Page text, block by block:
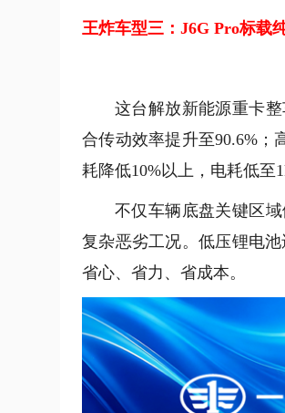
王炸车型三：J6G Pro标载
这台解放新能源重卡
合传动效率提升至90.6%
耗降低10%以上，电耗低至
不仅车辆底盘关键区
复杂恶劣工况。低压锂电
省心、省力、省成本。